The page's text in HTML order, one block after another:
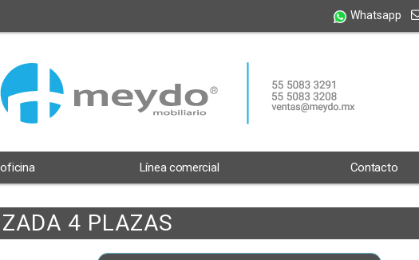
Whatsapp
Línea comercial Contacto
4 PLAZAS